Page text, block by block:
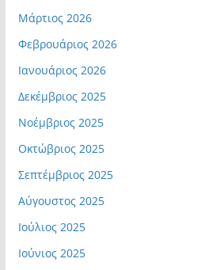
Μάρτιος 2026
Φεβρουάριος 2026
Ιανουάριος 2026
Δεκέμβριος 2025
Νοέμβριος 2025
Οκτώβριος 2025
Σεπτέμβριος 2025
Αύγουστος 2025
Ιούλιος 2025
Ιούνιος 2025